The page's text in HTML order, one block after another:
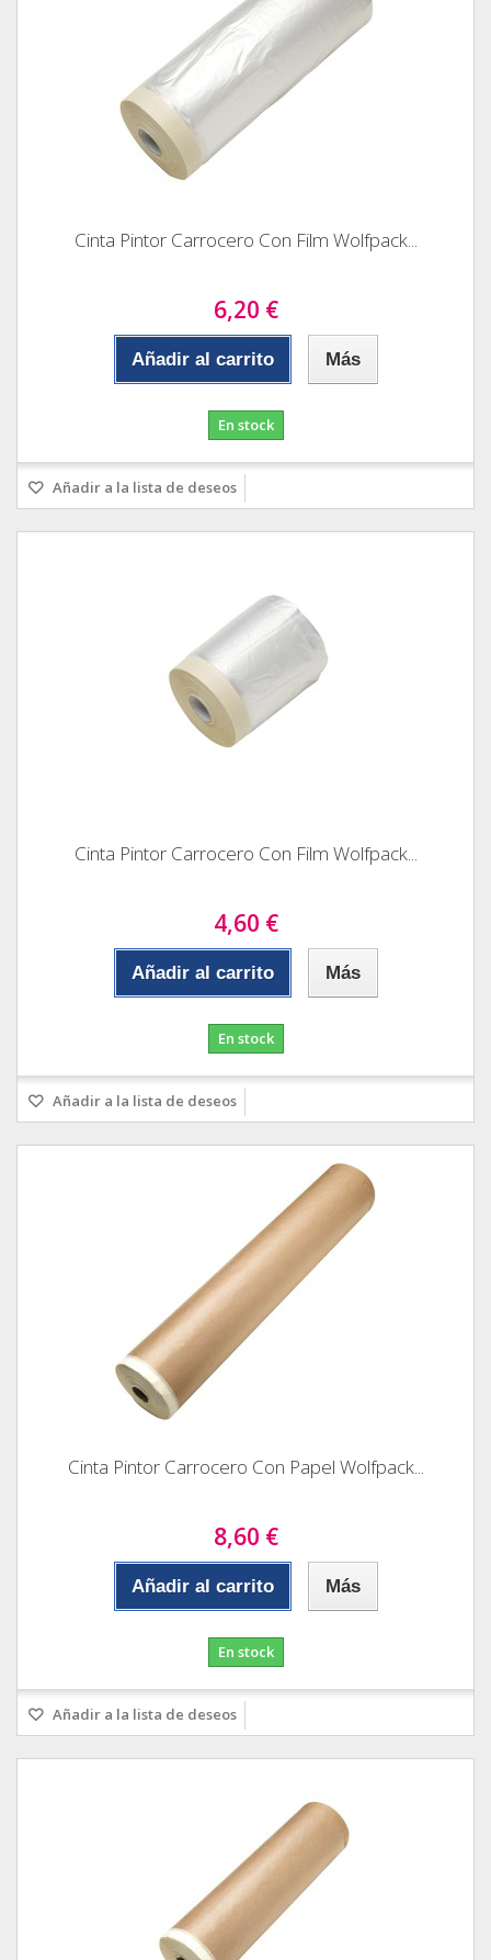
Cinta Pintor Carrocero Con Film Wolfpack...
6,20 €
Añadir al carrito Más
En stock
Añadir a la lista de deseos
Cinta Pintor Carrocero Con Film Wolfpack...
4,60 €
Añadir al carrito Más
En stock
Añadir a la lista de deseos
Cinta Pintor Carrocero Con Papel Wolfpack...
8,60 €
Añadir al carrito Más
En stock
Añadir a la lista de deseos